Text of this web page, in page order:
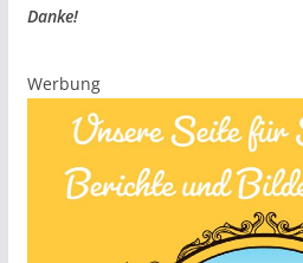
Danke!
Werbung